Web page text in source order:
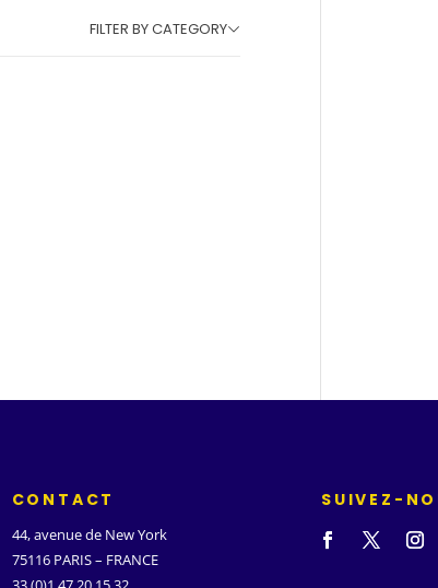
FILTER BY CATEGORY
CONTACT
44, avenue de New York
75116 PARIS – FRANCE
SUIVEZ-